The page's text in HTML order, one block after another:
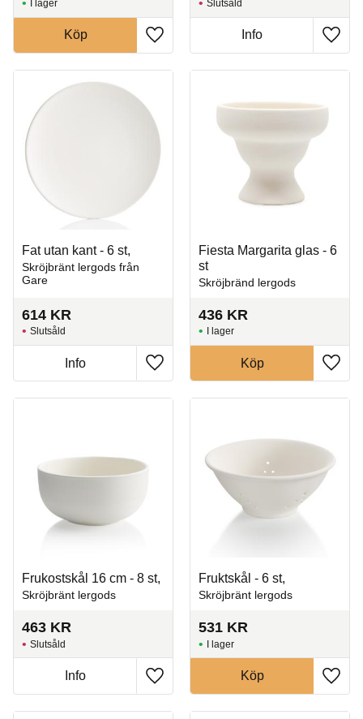
Lägg till i favoriter
I lager
Köp
Lägg
Slutsåld
Info
Fat utan kant - 6 st,
Skröjbränt lergods från
Gare
614 KR
Lägg till i favoriter
Slutsåld
Info
Fiesta Margarita glas - 6
st
Skröjbränd lergods
436 KR
Lägg
I lager
Köp
Frukostskål 16 cm - 8 st,
Skröjbränt lergods
463 KR
Lägg till i favoriter
Slutsåld
Info
Fruktskål - 6 st,
Skröjbränt lergods
531 KR
Lägg
I lager
Köp